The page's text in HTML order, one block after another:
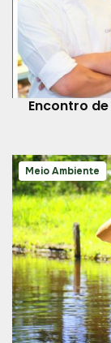
Encontro
Meio Ambiente